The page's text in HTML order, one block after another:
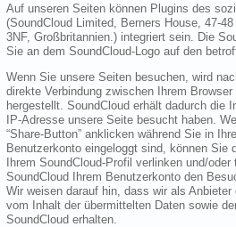
Auf unseren Seiten können Plugins des
(SoundCloud Limited, Berners House, 47-
3NF, Großbritannien.) integriert sein. Die
Sie an dem SoundCloud-Logo auf den
Wenn Sie unsere Seiten besuchen, wird
direkte Verbindung zwischen Ihrem
hergestellt. SoundCloud erhält dadurch die
IP-Adresse unsere Seite besucht haben.
“Share-Button” anklicken während Sie in
Benutzerkonto eingeloggt sind, können Sie
Ihrem SoundCloud-Profil verlinken und/
SoundCloud Ihrem Benutzerkonto den
Wir weisen darauf hin, dass wir als
vom Inhalt der übermittelten Daten sowie
SoundCloud erhalten.